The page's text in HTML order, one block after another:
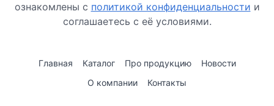
ознакомлены с политикой конфиденциальности и
соглашаетесь с её условиями.
Главная Каталог Про продукцию
Новости
О компании
Контакты